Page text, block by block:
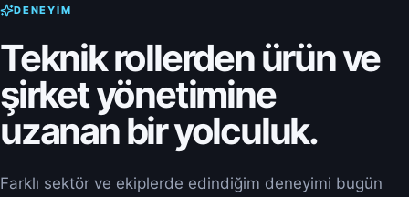
DENEYIM
Teknik rollerden ürün ve
şirket yönetimine
uzanan bir yolculuk.
Farklı sektör ve ekiplerde edindiğim deneyimi bugün